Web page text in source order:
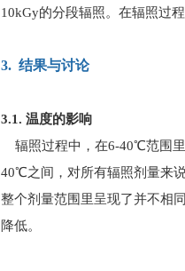
10kGy的分段辐照。在辐照过
3. 结果与讨论
3.1. 温度的影响
辐照过程中，在6-40℃范围
40℃之间，对所有辐照剂量来
整个剂量范围里呈现了并不相
降低。